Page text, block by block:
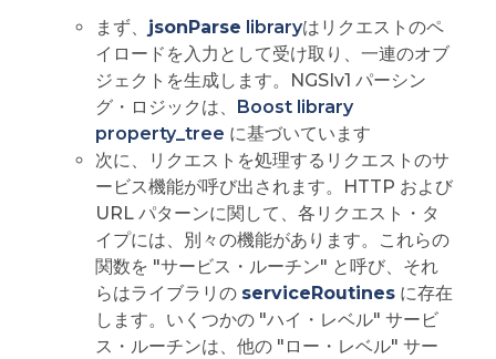
まず、 jsonParse libraryはリクエストのペ
イロードを入力として受け取り、一連のオブ
ジェクトを生成します。NGSIv1 パーシン
グ・ロジックは、
Boost library
property_tree に基づいています
次に、リクエストを処理するリクエストのサ
ービス機能が呼び出されます。HTTP および
URL パターンに関して、各リクエスト・タ
イプには、別々の機能があります。これらの
関数を "サービス・ルーチン" と呼び、それ
らはライブラリの serviceRoutinesに存在
します。いくつかの "ハイ・レベル" サービ
ス・ルーチンは、他の "ロー・レベル" サー